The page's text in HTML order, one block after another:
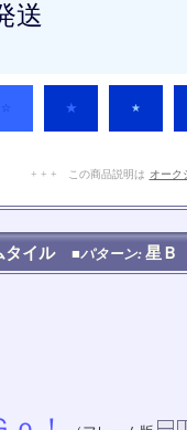
送
★ ★
+ + + この商品説明は オーク
タイル ■パターン: 星